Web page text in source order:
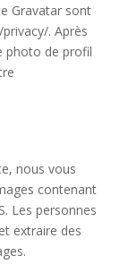
Gravatar sont
. Après
photo de profil
nous vous
contenant
Les personnes
extraire des